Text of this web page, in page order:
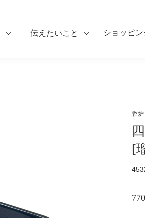
伝えたいこと ショッピン
香炉
[